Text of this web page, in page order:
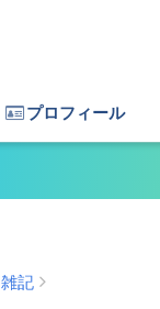
プロフィール
雑記